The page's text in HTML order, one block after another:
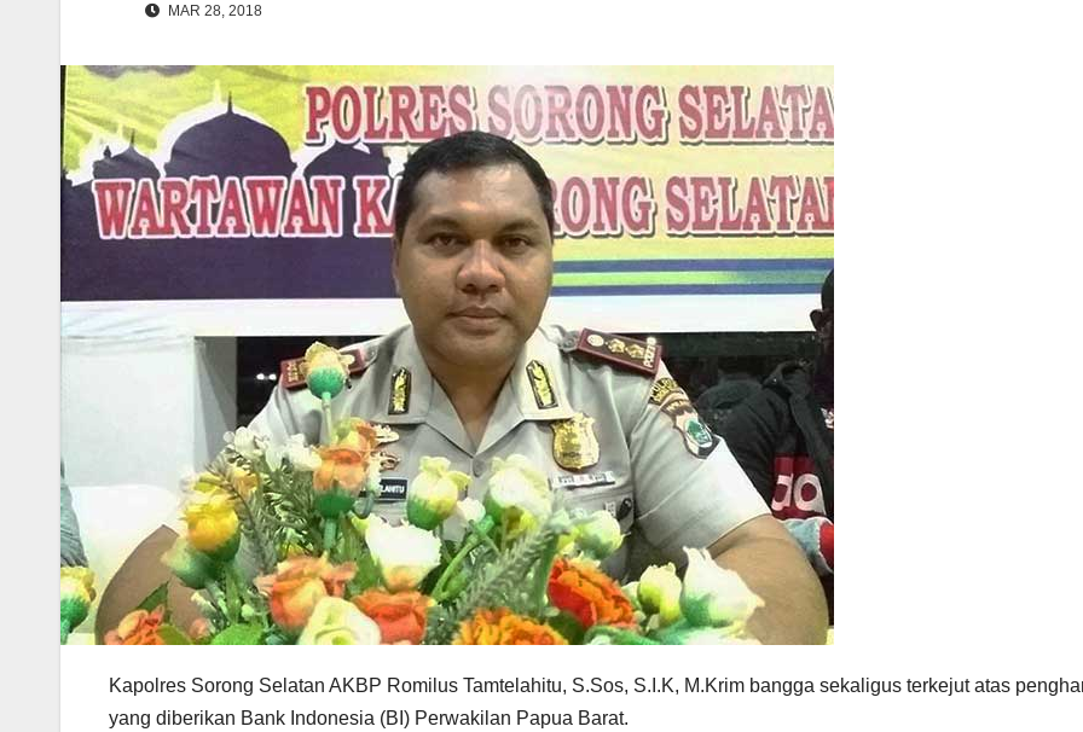
MAR 28, 2018
Kapolres Sorong Selatan AKBP Romilus Tamtelahitu, S.Sos, S.I.K, M.Krim bangga sekaligus terkejut atas
yang diberikan Bank Indonesia (BI) Perwakilan Papua Barat.